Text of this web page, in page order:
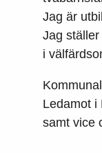
Jag är
Jag
i
Ledamot i
samt vice